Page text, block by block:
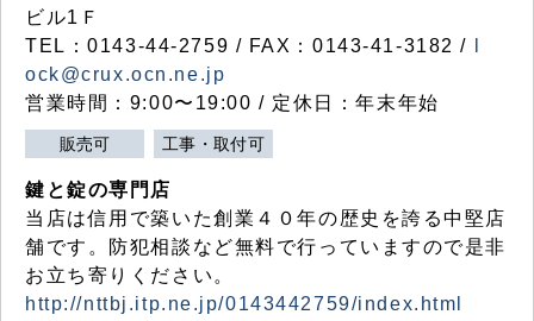
ビル1Ｆ
TEL：0143-44-2759 / FAX：0143-41-3182 /
ock@crux.ocn.ne.jp
営業時間：9:00〜19:00 / 定休日：年末年始
販売可 工事・取付可
鍵と錠の専門店
当店は信用で築いた創業４０年の歴史を誇る中堅店
舗です。防犯相談など無料で行っていますので是非
お立ち寄りください。
http://nttbj.itp.ne.jp/0143442759/index.html